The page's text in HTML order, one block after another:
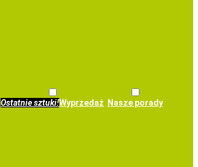
Ostatnie sztuki!Wyprzedaż Nasze porady